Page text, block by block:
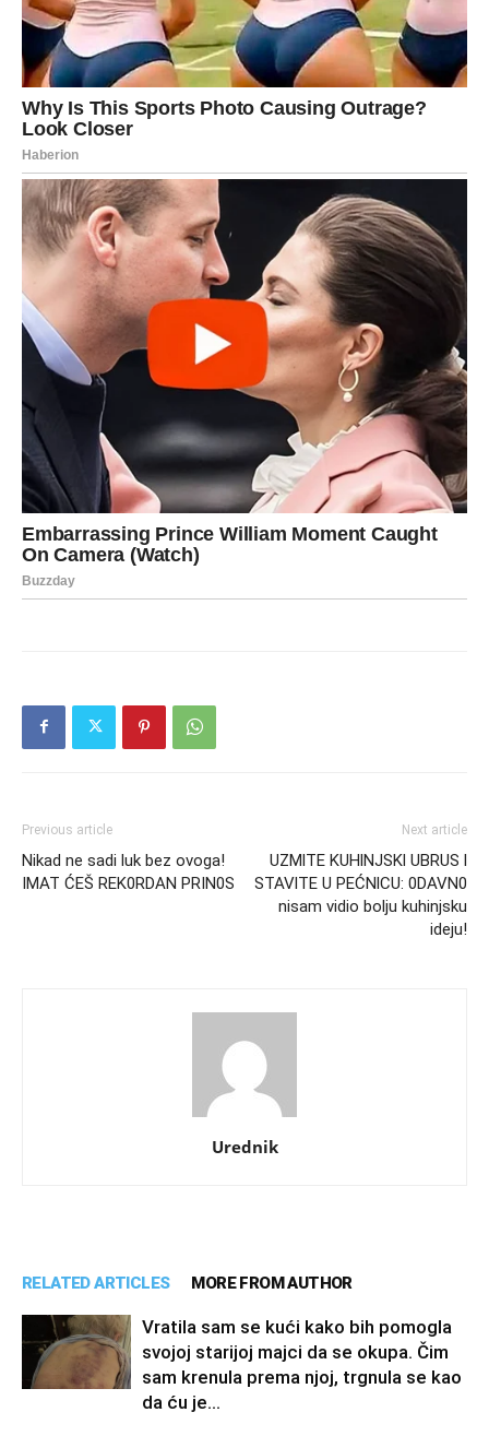
Previous article
Nikad ne sadi luk bez ovoga!
IMAT ĆEŠ REK0RDAN PRIN0S
Next article
UZMlTE KUHlNJSKl UBRUS l
STAVlTE U PEĆNlCU: 0DAVN0
nisam vidio bolju kuhinjsku
ideju!
Urednik
RELATED ARTICLES MORE FROM AUTHOR
Vratila sam se kući kako bih pomogla
svojoj starijoj majci da se okupa. Čim
sam krenula prema njoj, trgnula se kao
da ću je...